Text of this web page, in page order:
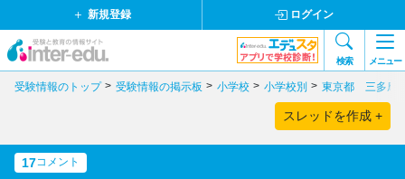
新規登録 ログイン
検索 メニュー
受験情報のトップ 受験情報の掲示板 小学校 小学校別 東京都 三多摩
スレッドを作成 +
17コメント